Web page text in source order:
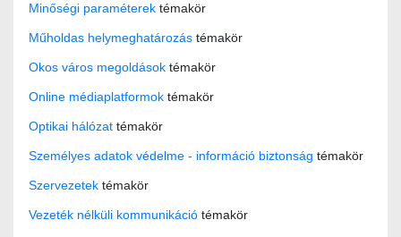
Minőségi paraméterek témakör
Műholdas helymeghatározás témakör
Okos város megoldások témakör
Online médiaplatformok témakör
Optikai hálózat témakör
Személyes adatok védelme - információ biztonság témakör
Szervezetek témakör
Vezeték nélküli kommunikáció témakör